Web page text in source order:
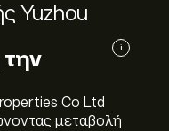
Yuzhou
i
Co Ltd
μεταβολή